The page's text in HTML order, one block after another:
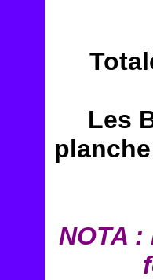
Les
NOTA